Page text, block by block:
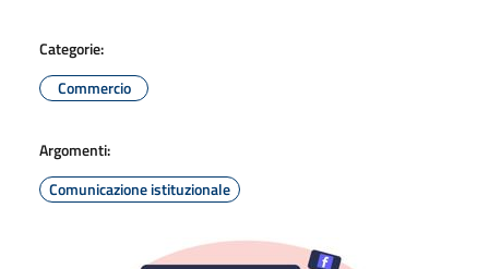
Categorie:
Commercio
Argomenti:
Comunicazione istituzionale